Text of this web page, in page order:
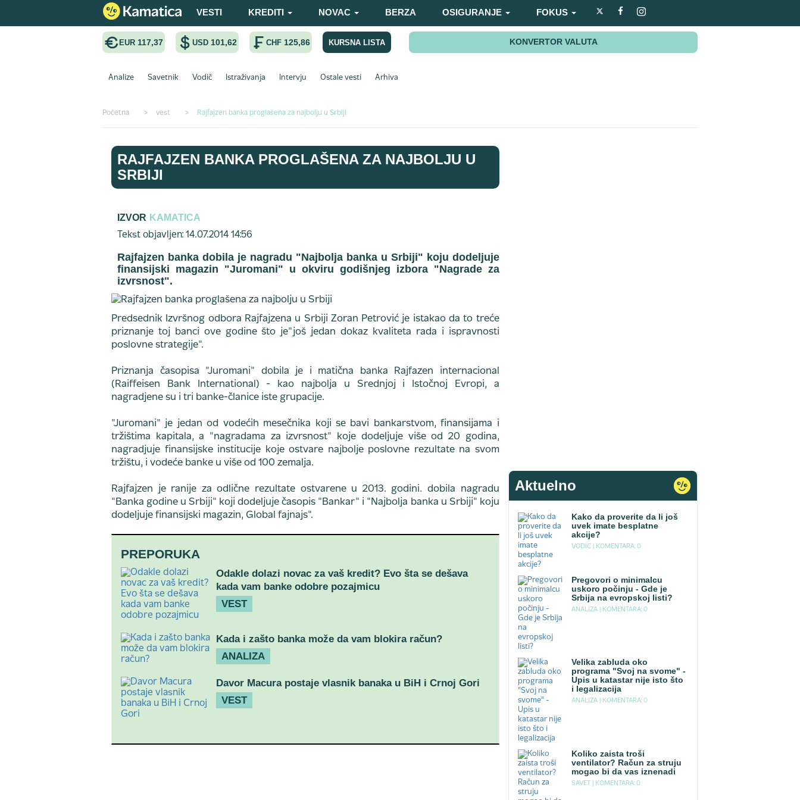
VESTI KREDITI NOVAC BERZA OSIGURANJE FOKUS
EUR 117,37 USD 101,62 CHF 125,86 KURSNA LISTA KONVERTOR VALUTA
Analize Savetnik Vodič Istraživanja Intervju Ostale vesti Arhiva
Početna > vest > Rajfajzen banka proglašena za najbolju u Srbiji
RAJFAJZEN BANKA PROGLAŠENA ZA NAJBOLJU U
SRBIJI
IZVOR KAMATICA
Tekst objavljen: 14.07.2014 14:56
Rajfajzen banka dobila je nagradu "Najbolja banka u Srbiji" koju dodeljuje
finansijski magazin "Juromani" u okviru godišnjeg izbora "Nagrade za
izvrsnost".
Predsednik Izvršnog odbora Rajfajzena u Srbiji Zoran Petrović je istakao da to treće
priznanje toj banci ove godine što je"još jedan dokaz kvaliteta rada i ispravnosti
poslovne strategije".
Priznanja časopisa "Juromani" dobila je i matična banka Rajfazen internacional
(Raiffeisen Bank International) - kao najbolja u Srednjoj i Istočnoj Evropi, a
nagradjene su i tri banke-članice iste grupacije.
"Juromani" je jedan od vodećih mesečnika koji se bavi bankarstvom, finansijama i
tržištima kapitala, a "nagradama za izvrsnost" koje dodeljuje više od 20 godina,
nagradjuje finansijske institucije koje ostvare najbolje poslovne rezultate na svom
tržištu, i vodeće banke u više od 100 zemalja.
Rajfajzen je ranije za odlične rezultate ostvarene u 2013. godini. dobila nagradu
"Banka godine u Srbiji" koji dodeljuje časopis "Bankar" i "Najbolja banka u Srbiji" koju
dodeljuje finansijski magazin, Global fajnajs".
PREPORUKA
Odakle dolazi novac za vaš kredit? Evo šta se dešava
kada vam banke odobre pozajmicu
VEST
Kada i zašto banka može da vam blokira račun?
ANALIZA
Davor Macura postaje vlasnik banaka u BiH i Crnoj Gori
VEST
Aktuelno
Kako da proverite da li još
uvek imate besplatne
akcije?
VODIC | KOMENTARA: 0
Pregovori o minimalcu
uskoro počinju - Gde je
Srbija na evropskoj listi?
ANALIZA | KOMENTARA: 0
Velika zabluda oko
programa "Svoj na svome" -
Upis u katastar nije isto što
i legalizacija
ANALIZA | KOMENTARA: 0
Koliko zaista troši
ventilator? Račun za struju
mogao bi da vas iznenadi
SAVET | KOMENTARA: 0